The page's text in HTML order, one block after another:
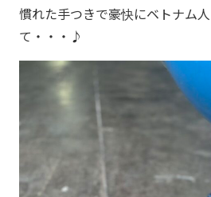
慣れた手つきで豪快にベトナム
て・・・♪